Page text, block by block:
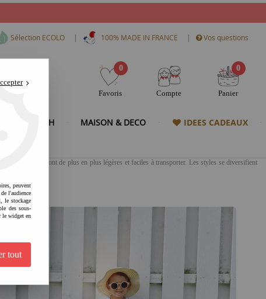
Sélection ECOLO | 100% MADE IN FRANCE | Vos questions
0
Favoris Compte
0
Panier
& HIGH TECH MAISON & DECO IDEES CADEAUX
la ville, elles sont de plus en plus légères et faciles à transporter. Les styles se diversifient
peuvent
l'audience
le stockage
des sous-
le widget en
tout